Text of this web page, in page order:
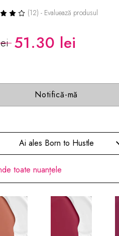
(12) - Evaluează produsul
51.30 lei
Notifică-mă
Ai ales Born to Hustle
toate nuanțele